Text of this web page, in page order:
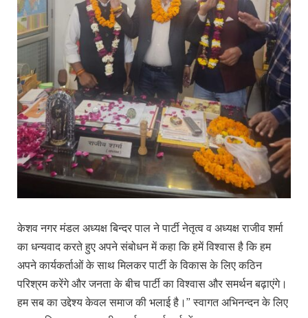
केशव नगर मंडल अध्यक्ष बिन्दर पाल ने पार्टी नेतृत्व व अध्यक्ष राजीव शर्मा
का धन्यवाद करते हुए अपने संबोधन में कहा कि हमें विश्वास है कि हम
अपने कार्यकर्ताओं के साथ मिलकर पार्टी के विकास के लिए कठिन
परिश्रम करेंगे और जनता के बीच पार्टी का विश्वास और समर्थन बढ़ाएंगे।
हम सब का उद्देश्य केवल समाज की भलाई है।” स्वागत अभिनन्दन के लिए